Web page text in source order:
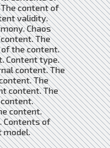
content of
validity.
Chaos
The
the content.
Content type.
content. The
The
content. The
content.
Contents of
model.